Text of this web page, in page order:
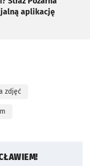
aplikację
zdjęć